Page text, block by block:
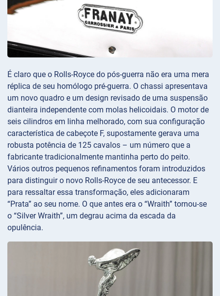
É claro que o Rolls-Royce do pós-guerra não era uma mera
réplica de seu homólogo pré-guerra. O chassi apresentava
um novo quadro e um design revisado de uma suspensão
dianteira independente com molas helicoidais. O motor de
seis cilindros em linha melhorado, com sua configuração
característica de cabeçote F, supostamente gerava uma
robusta potência de 125 cavalos – um número que a
fabricante tradicionalmente mantinha perto do peito.
Vários outros pequenos refinamentos foram introduzidos
para distinguir o novo Rolls-Royce de seu antecessor. E
para ressaltar essa transformação, eles adicionaram
“Prata” ao seu nome. O que antes era o “Wraith” tornou-se
o “Silver Wraith”, um degrau acima da escada da
opulência.